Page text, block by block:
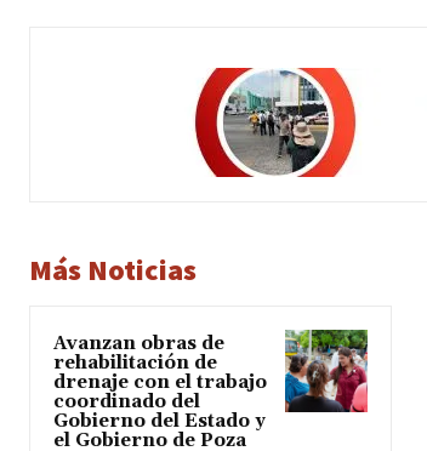
Más Noticias
Avanzan obras de
rehabilitación de
drenaje con el trabajo
coordinado del
Gobierno del Estado y
el Gobierno de Poza